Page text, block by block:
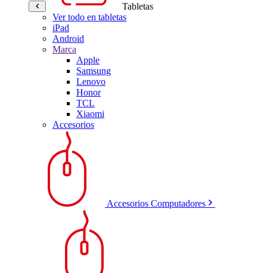
Tabletas
Ver todo en tabletas
iPad
Android
Marca
Apple
Samsung
Lenovo
Honor
TCL
Xiaomi
Accesorios
Accesorios Computadores